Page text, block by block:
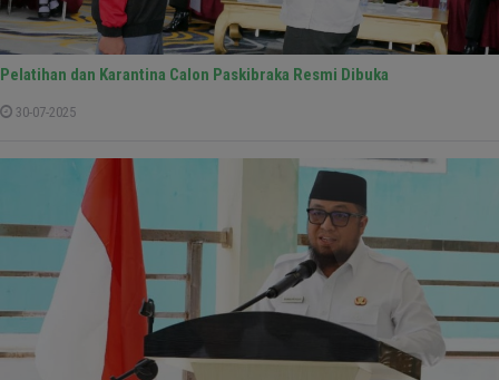
Pelatihan dan Karantina Calon Paskibraka Resmi Dibuka
30-07-2025